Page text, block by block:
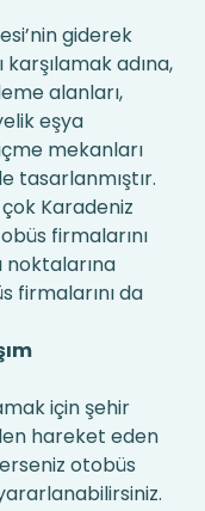
giderek
karşılamak adına,
alanları,
eşya
mekanları
tasarlanmıştır.
Karadeniz
firmalarını
noktalarına
firmalarını da
için şehir
hareket eden
otobüs